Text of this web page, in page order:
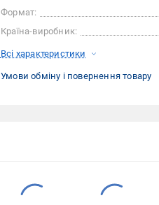
Формат:
Країна-виробник:
Всі характеристики
Умови обміну і повернення товару